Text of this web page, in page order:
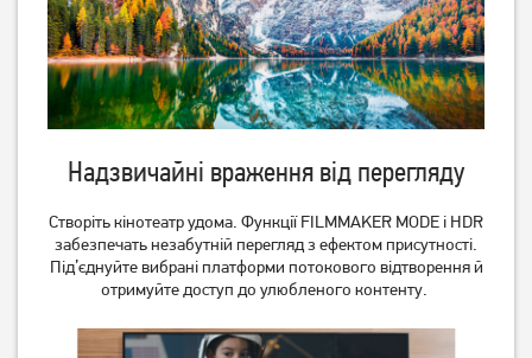
3230HST2
5 599грн
Телевізор Satelit
32H9500GS (Smart)
6 599грн
6 177
Надзвичайні враження від перегляду
Створіть кінотеатр удома. Функції FILMMAKER MODE і HDR
забезпечать незабутній перегляд з ефектом присутності.
Під’єднуйте вибрані платформи потокового відтворення й
отримуйте доступ до улюбленого контенту.